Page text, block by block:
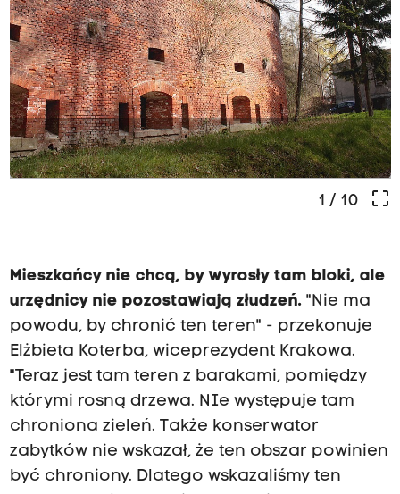
-
crop_free
1 / 10
Mieszkańcy nie chcą, by wyrosły tam bloki, ale
urzędnicy nie pozostawiają złudzeń."Nie ma
powodu, by chronić ten teren" - przekonuje
Elżbieta Koterba, wiceprezydent Krakowa.
"Teraz jest tam teren z barakami, pomiędzy
którymi rosną drzewa. NIe występuje tam
chroniona zieleń. Także konserwator
zabytków nie wskazał, że ten obszar powinien
być chroniony. Dlatego wskazaliśmy ten